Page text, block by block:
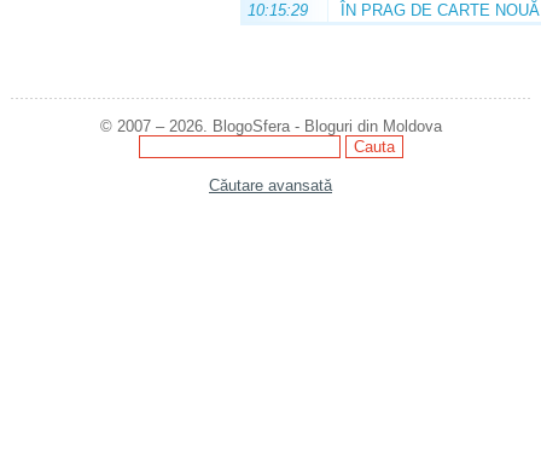
10:15:29
ÎN PRAG DE CARTE NOUĂ
© 2007 – 2026. BlogoSfera - Bloguri din Moldova
Căutare avansată